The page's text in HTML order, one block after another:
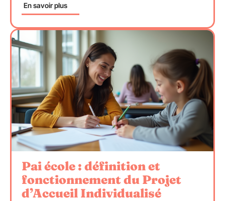
En savoir plus
Pai école : définition et
fonctionnement du Projet
d’Accueil Individualisé